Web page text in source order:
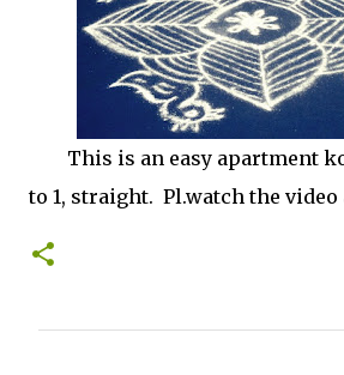
This is an easy apartment
to 1, straight. Pl.watch the